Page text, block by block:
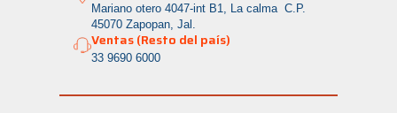
Mariano otero 4047-int B1, La calma C.P.
45070 Zapopan, Jal.
Ventas (Resto del país)
33 9690 6000